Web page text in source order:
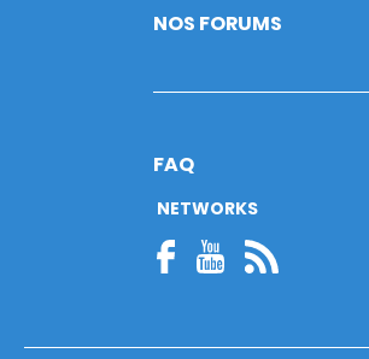
NOS FORUMS
FAQ
NETWORKS